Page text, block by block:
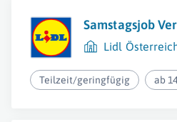
Samstagsjob
Lidl
Teilzeit/geringfügig ab